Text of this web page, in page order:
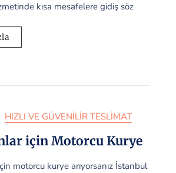
kısa mesafelere gidiş söz
HIZLI VE GÜVENILIR TESLIMAT
için Motorcu Kurye
motorcu kurye arıyorsanız İstanbul